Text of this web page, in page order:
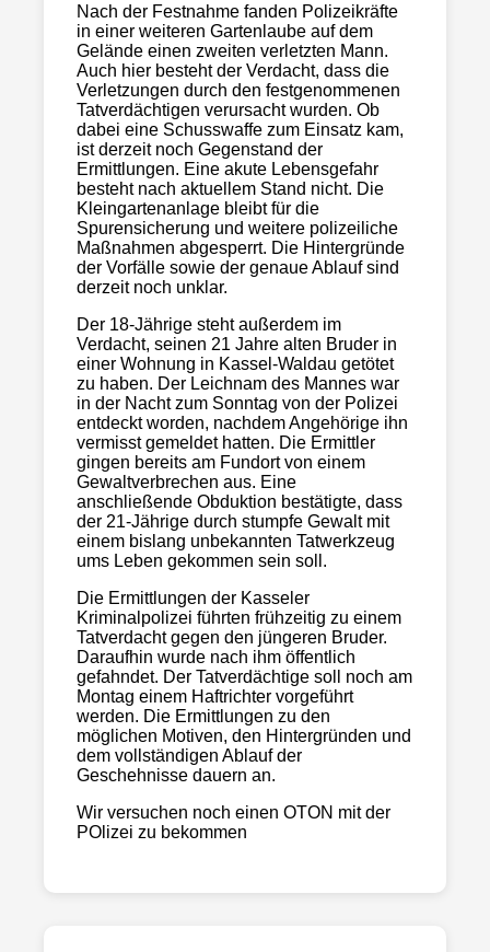
Nach der Festnahme fanden Polizeikräfte
in einer weiteren Gartenlaube auf dem
Gelände einen zweiten verletzten Mann.
Auch hier besteht der Verdacht, dass die
Verletzungen durch den festgenommenen
Tatverdächtigen verursacht wurden. Ob
dabei eine Schusswaffe zum Einsatz kam,
ist derzeit noch Gegenstand der
Ermittlungen. Eine akute Lebensgefahr
besteht nach aktuellem Stand nicht. Die
Kleingartenanlage bleibt für die
Spurensicherung und weitere polizeiliche
Maßnahmen abgesperrt. Die Hintergründe
der Vorfälle sowie der genaue Ablauf sind
derzeit noch unklar.
Der 18-Jährige steht außerdem im
Verdacht, seinen 21 Jahre alten Bruder in
einer Wohnung in Kassel-Waldau getötet
zu haben. Der Leichnam des Mannes war
in der Nacht zum Sonntag von der Polizei
entdeckt worden, nachdem Angehörige ihn
vermisst gemeldet hatten. Die Ermittler
gingen bereits am Fundort von einem
Gewaltverbrechen aus. Eine
anschließende Obduktion bestätigte, dass
der 21-Jährige durch stumpfe Gewalt mit
einem bislang unbekannten Tatwerkzeug
ums Leben gekommen sein soll.
Die Ermittlungen der Kasseler
Kriminalpolizei führten frühzeitig zu einem
Tatverdacht gegen den jüngeren Bruder.
Daraufhin wurde nach ihm öffentlich
gefahndet. Der Tatverdächtige soll noch am
Montag einem Haftrichter vorgeführt
werden. Die Ermittlungen zu den
möglichen Motiven, den Hintergründen und
dem vollständigen Ablauf der
Geschehnisse dauern an.
Wir versuchen noch einen OTON mit der
POlizei zu bekommen